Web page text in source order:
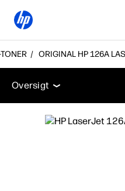
ORIGINAL HP 126A
Oversigt Funktioner
Oversigt
Oversigt